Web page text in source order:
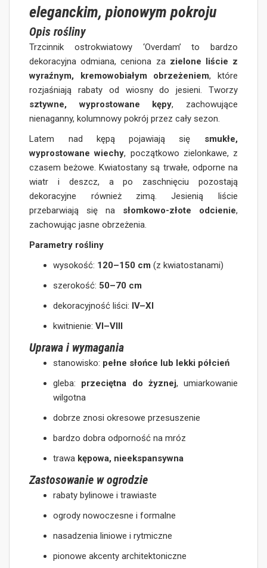
eleganckim, pionowym pokroju
Opis rośliny
Trzcinnik ostrokwiatowy ‘Overdam’ to bardzo
dekoracyjna odmiana, ceniona za zielone liście z
wyraźnym, kremowobiałym obrzeżeniem, które
rozjaśniają rabaty od wiosny do jesieni. Tworzy
sztywne, wyprostowane kępy, zachowujące
nienaganny, kolumnowy pokrój przez cały sezon.
Latem nad kępą pojawiają się smukłe,
wyprostowane wiechy, początkowo zielonkawe, z
czasem beżowe. Kwiatostany są trwałe, odporne na
wiatr i deszcz, a po zaschnięciu pozostają
dekoracyjne również zimą. Jesienią liście
przebarwiają się na słomkowo-złote odcienie,
zachowując jasne obrzeżenia.
Parametry rośliny
wysokość: 120–150 cm (z kwiatostanami)
szerokość: 50–70 cm
dekoracyjność liści: IV–XI
kwitnienie:VI–VIII
Uprawa i wymagania
stanowisko: pełne słońce lub lekki półcień
gleba: przeciętna do żyznej, umiarkowanie
wilgotna
dobrze znosi okresowe przesuszenie
bardzo dobra odporność na mróz
trawa kępowa, nieekspansywna
Zastosowanie w ogrodzie
rabaty bylinowe i trawiaste
ogrody nowoczesne i formalne
nasadzenia liniowe i rytmiczne
pionowe akcenty architektoniczne